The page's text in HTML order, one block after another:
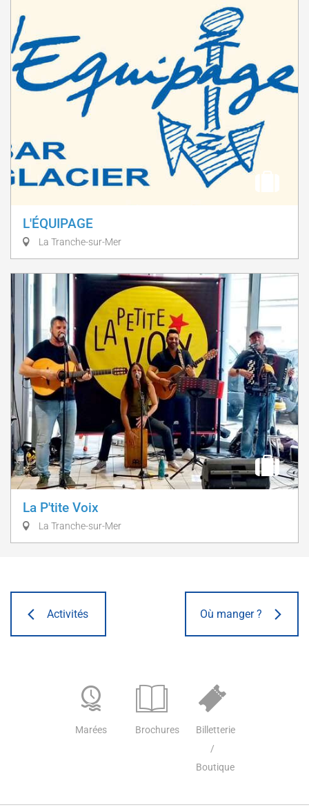
L'ÉQUIPAGE
La Tranche-sur-Mer
La P'tite Voix
La Tranche-sur-Mer
Activités Où manger ?
Marées Brochures
Billetterie
/
Boutique